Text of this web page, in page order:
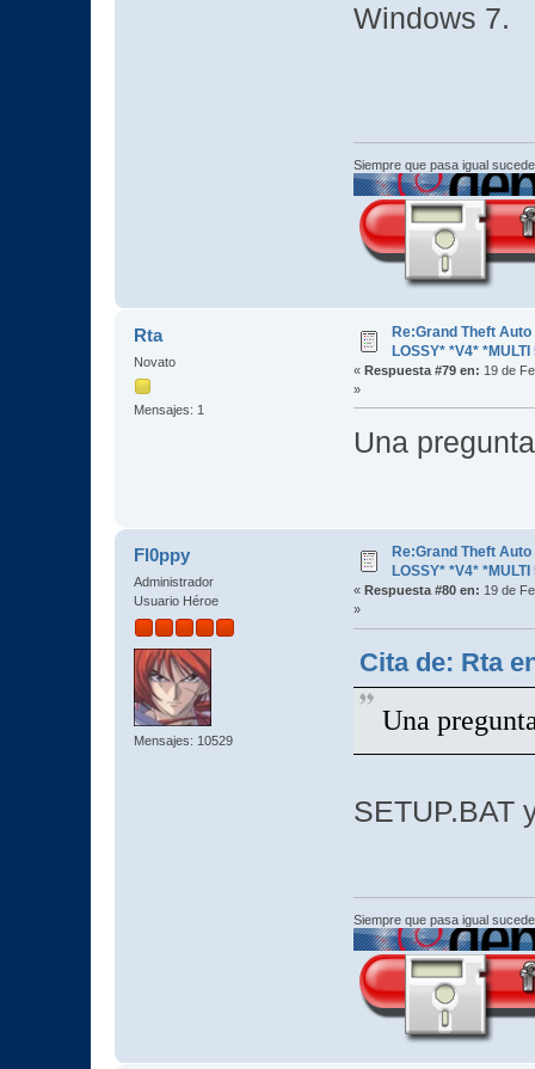
Windows 7.
Siempre que pasa igual
Rta
Novato
Mensajes: 1
Re:Grand Theft
LOSSY* *V4*
« Respuesta #79 en: 19 de
»
Una
Fl0ppy
Administrador
Usuario Héroe
Mensajes: 10529
Re:Grand Theft
LOSSY* *V4*
« Respuesta #80 en: 19 de
»
Cita de: Rta
Una
SETUP.BAT
Siempre que pasa igual